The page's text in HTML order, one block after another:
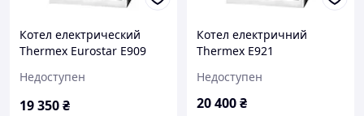
Котел електрический
Thermex Eurostar E909
Недоступен
19 350₴
Котел електричний
Thermex E921
Недоступен
20 400₴